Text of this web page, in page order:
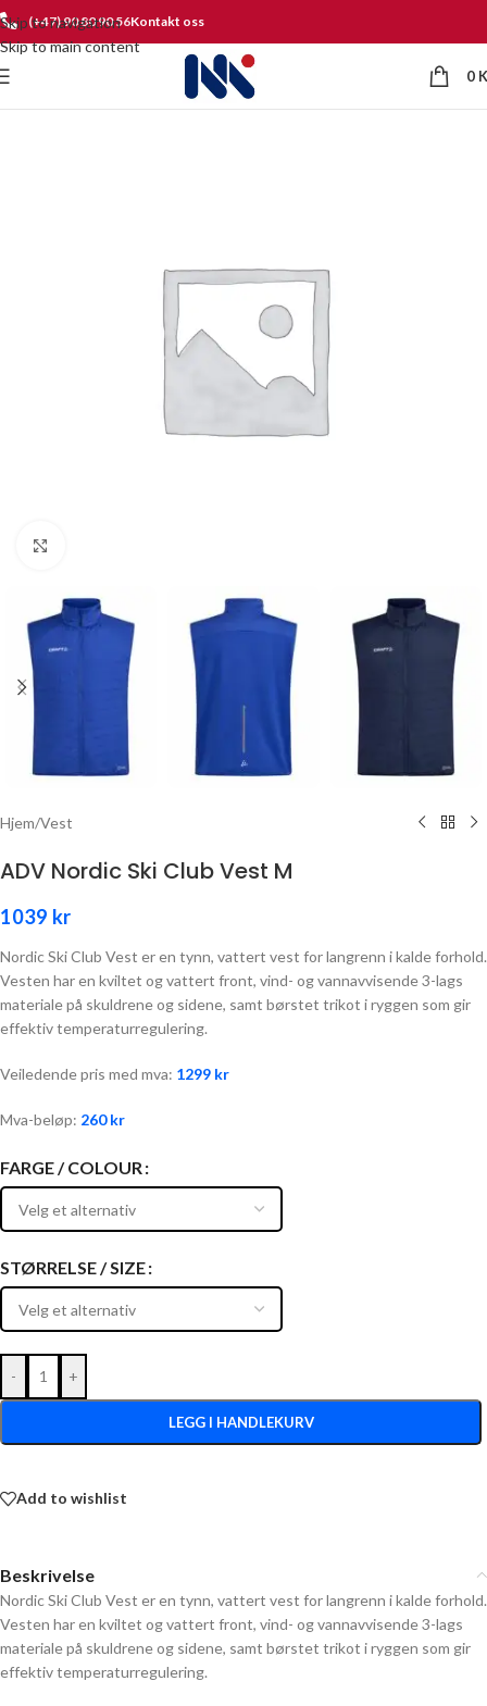
Skip to navigation
Skip to main content
(+47) 90 80 90 56Kontakt oss
0
Hjem/Vest
ADV Nordic Ski Club Vest M
1039 kr
Nordic Ski Club Vest er en tynn, vattert vest for langrenn i kalde forhold.
Vesten har en kviltet og vattert front, vind- og vannavvisende 3-lags
materiale på skuldrene og sidene, samt børstet trikot i ryggen som gir
effektiv temperaturregulering.
Veiledende pris med mva: 1299 kr
Mva-beløp: 260kr
FARGE / COLOUR
STØRRELSE / SIZE
- +
LEGG I HANDLEKURV
Add to wishlist
Beskrivelse
Nordic Ski Club Vest er en tynn, vattert vest for langrenn i kalde forhold.
Vesten har en kviltet og vattert front, vind- og vannavvisende 3-lags
materiale på skuldrene og sidene, samt børstet trikot i ryggen som gir
effektiv temperaturregulering.